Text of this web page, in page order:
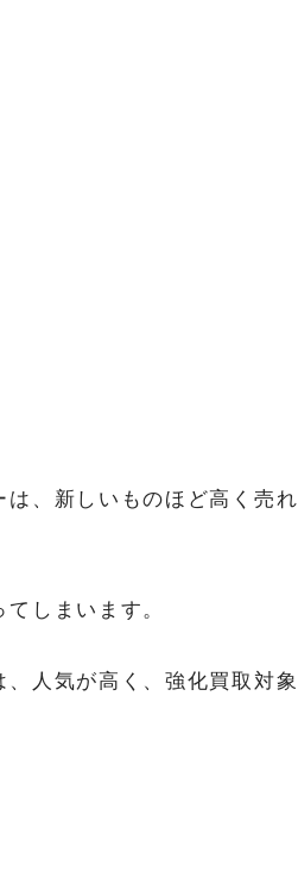
、新しいものほど高く売れ
しまいます。
人気が高く、強化買取対象